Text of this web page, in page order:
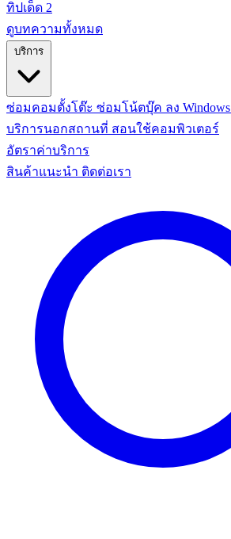
ทิปเด็ด 2
ดูบทความทั้งหมด
ซ่อมคอมตั้งโต๊ะ ซ่อมโน้ตบุ๊ค ลง Windows
บริการนอกสถานที่ สอนใช้คอมพิวเตอร์
อัตราค่าบริการ
สินค้าแนะนำ ติดต่อเรา